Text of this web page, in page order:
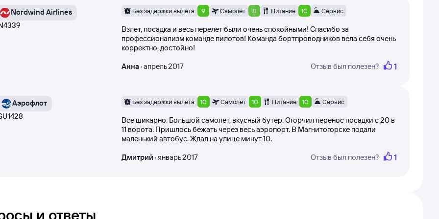
отзыва.
отзывов пользователи оценивают рейс баллами от 1 до 10 (самолёт вылетел вовремя,
стюардесс, питание на борту самолёта).
сайта имеют возможность оценить отзыв по полезности. Оценки не меняются и остаются
в котором их оставил пользователь. Публикуются после модерации.
получить эксклюзивную информацию о рейсе Москва — Магнитогорск, прочитав отзывы
могут помочь определиться с выбором конкретной авиакомпании, сформировать
ожидания и не разочароваться.
Nordwind Airlines
Без задержки вылета 9 Самолёт 8 Питание 10 Сервис
Взлет, посадка и весь перелет были очень спокойными! Спасибо за
профессионализм команде пилотов! Команда бортпроводников вела себя очень
корректно, достойно!
Анна·апрель 2017 Отзыв был полезен? 1
Аэрофлот
Без задержки вылета 10 Самолёт 10 Питание 10 Сервис
Все шикарно. Большой самолет, вкусный бутер. Огорчил перенос посадки с 20 в
11 ворота. Пришлось бежать через весь аэропорт. В Магнитогорске подали
маленький автобус. Ждал на улице минут 10.
Дмитрий ·январь 2017 Отзыв был полезен? 1
и ответы